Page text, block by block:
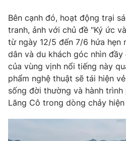
Bên cạnh đó, hoạt động trại
tranh, ảnh với chủ đề "Ký ức
từ ngày 12/5 đến 7/6 hứa hẹn
dân và du khách góc nhìn
của vùng vịnh nổi tiếng này
phẩm nghệ thuật sẽ tái hiện
sống đời thường và hành
Lăng Cô trong dòng chảy hiện